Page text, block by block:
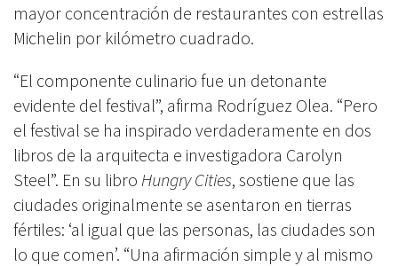
mayor concentración de restaurantes con estrellas
Michelin por kilómetro cuadrado.
“El componente culinario fue un detonante
evidente del festival”, afirma Rodríguez Olea. “Pero
el festival se ha inspirado verdaderamente en dos
libros de la arquitecta e investigadora Carolyn
Steel”. En su libro Hungry Cities, sostiene que las
ciudades originalmente se asentaron en tierras
fértiles: ‘al igual que las personas, las ciudades son
lo que comen’. “Una afirmación simple y al mismo